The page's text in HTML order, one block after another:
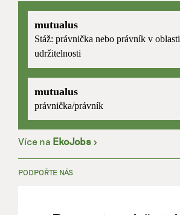
mutualus
Stáž: právnička nebo právník v oblasti
udržitelnosti
mutualus
právnička/právník
Více na EkoJobs >
PODPOŘTE NÁS